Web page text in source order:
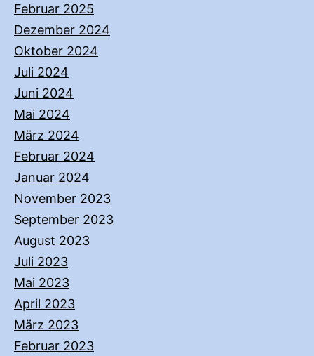
Februar 2025
Dezember 2024
Oktober 2024
Juli 2024
Juni 2024
Mai 2024
März 2024
Februar 2024
Januar 2024
November 2023
September 2023
August 2023
Juli 2023
Mai 2023
April 2023
März 2023
Februar 2023